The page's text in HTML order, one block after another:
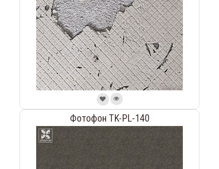
Фотофон TK-PL-140